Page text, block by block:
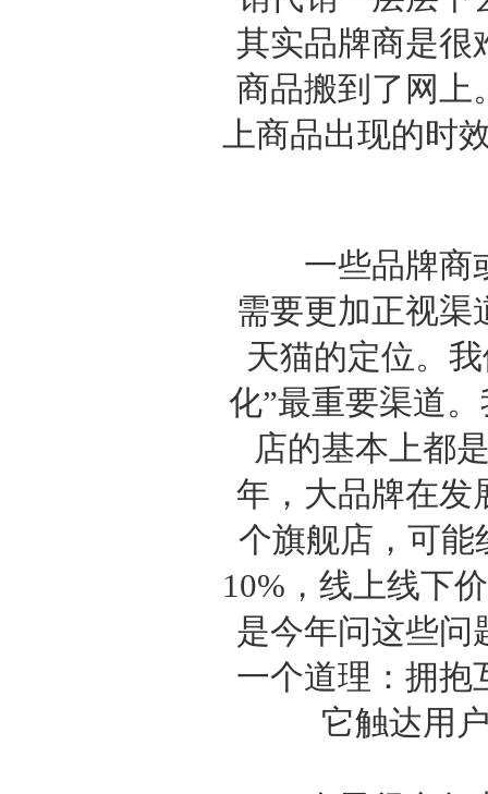
其实品牌商是很
商品搬到了网上
上商品出现的时
一些品牌商或
需要更加正视渠
天猫的定位。
化”最重要渠道
店的基本上都
年，大品牌在发
个旗舰店，可能
10%，线上线下
是今年问这些问
一个道理：拥抱
它触达用